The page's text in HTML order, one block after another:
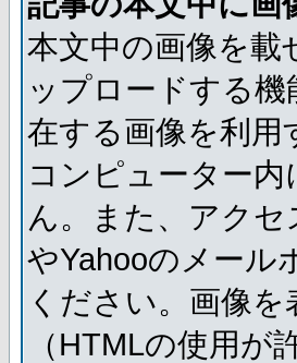
本文中の画像を載
ップロードする
在する画像を利用
コンピューター
ん。また、アク
やYahooのメール
ください。画像
（HTMLの使用